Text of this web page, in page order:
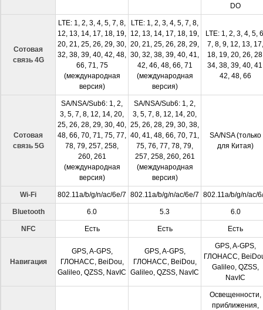
DO
Сотовая
связь 4G
LTE: 1, 2, 3, 4, 5, 7, 8,
12, 13, 14, 17, 18, 19,
20, 21, 25, 26, 29, 30,
32, 38, 39, 40, 42, 48,
66, 71, 75
(международная
версия)
LTE: 1, 2, 3, 4, 5, 7, 8,
12, 13, 14, 17, 18, 19,
20, 21, 25, 26, 28, 29,
30, 32, 38, 39, 40, 41,
42, 46, 48, 66, 71
(международная
версия)
LTE: 1, 2, 3, 4, 5,
7, 8, 9, 12, 13, 17,
18, 19, 20, 26,
34, 38, 39, 40,
42, 48, 66
Сотовая
связь 5G
SA/NSA/Sub6: 1, 2,
3, 5, 7, 8, 12, 14, 20,
25, 26, 28, 29, 30, 40,
48, 66, 70, 71, 75, 77,
78, 79, 257, 258,
260, 261
(международная
версия)
SA/NSA/Sub6: 1, 2,
3, 5, 7, 8, 12, 14, 20,
25, 26, 28, 29, 30, 38,
40, 41, 48, 66, 70, 71,
75, 76, 77, 78, 79,
257, 258, 260, 261
(международная
версия)
SA/NSA (только
для Китая)
Wi-Fi 802.11a/b/g/n/ac/6e/7 802.11a/b/g/n/ac/6e/7 802.11a/b/g/n/ac/
Bluetooth 6.0 5.3 6.0
NFC Есть Есть Есть
Навигация
GPS, A-GPS,
ГЛОНАСС, BeiDou,
Galileo, QZSS, NavIC
GPS, A-GPS,
ГЛОНАСС, BeiDou,
Galileo, QZSS, NavIC
GPS, A-GPS,
ГЛОНАСС,
Galileo, QZSS,
NavIC
Освещенности,
приближения,